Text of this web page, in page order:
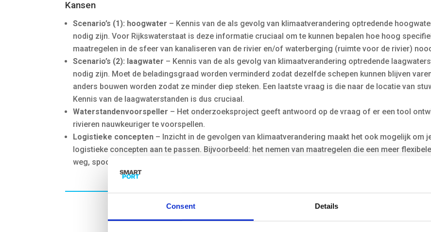
Consent Details
Kansen
Scenario’s (1): hoogwater – Kennis van de als gevolg van klimaatverandering optredende
nodig zijn. Voor Rijkswaterstaat is deze informatie cruciaal om te kunnen bepalen hoe hoog
maatregelen in de sfeer van kanaliseren van de rivier en/of waterberging (ruimte voor de rivier)
Scenario’s (2): laagwater – Kennis van de als gevolg van klimaatverandering optredende
nodig zijn. Moet de beladingsgraad worden verminderd zodat dezelfde schepen kunnen blijven
anders bouwen worden zodat ze minder diep steken. Een laatste vraag is die naar de locatie van
Kennis van de laagwaterstanden is dus cruciaal.
Waterstandenvoorspeller – Het onderzoeksproject geeft antwoord op de vraag of er een tool
rivieren nauwkeuriger te voorspellen.
Logistieke concepten – Inzicht in de gevolgen van klimaatverandering maakt het ook mogelijk om
logistieke concepten aan te passen. Bijvoorbeeld: het nemen van maatregelen die een meer
weg, spoor) mogelijk maken.